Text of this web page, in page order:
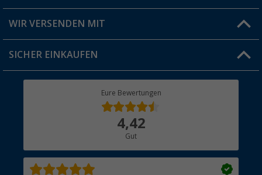
Jobs & Karriere
Versandinformationen
Rücksendung
WIR VERSENDEN MIT
SICHER EINKAUFEN
Eure Bewertungen
4,42
Gut